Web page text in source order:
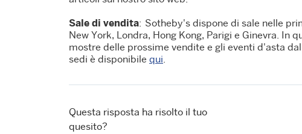
Sale di vendita: Sotheby's dispone di sale nelle
New York, Londra, Hong Kong, Parigi e Ginevra. In
mostre delle prossime vendite e gli eventi d'asta
sedi è disponibile qui.
Questa risposta ha risolto il tuo
quesito?